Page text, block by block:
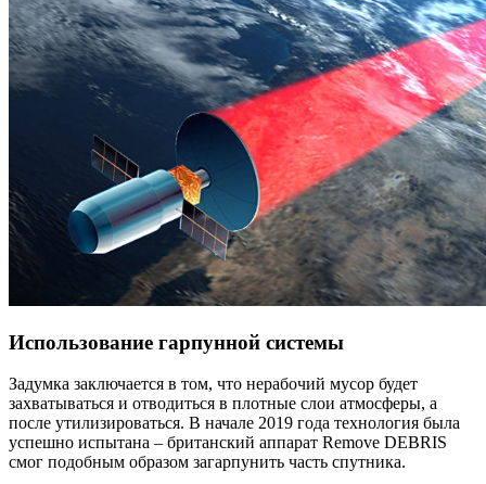
Использование гарпунной системы
Задумка заключается в том, что нерабочий мусор будет
захватываться и отводиться в плотные слои атмосферы, а
после утилизироваться. В начале 2019 года технология была
успешно испытана – британский аппарат Remove DEBRIS
смог подобным образом загарпунить часть спутника.